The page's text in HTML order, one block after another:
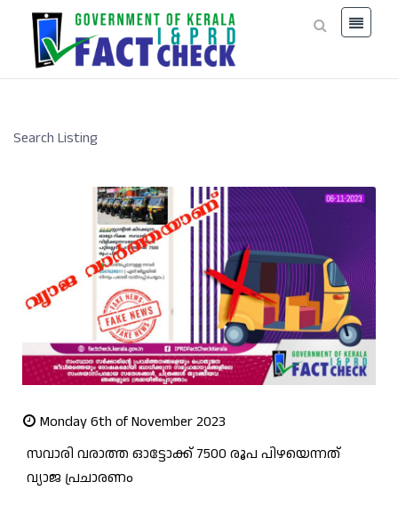
Search Listing
Monday 6th of November 2023
സവാരി വരാത്ത ഓട്ടോക്ക് 7500 രൂപ പിഴയെന്നത്
വ്യാജ പ്രചാരണം